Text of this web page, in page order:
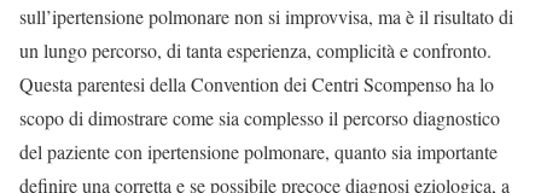
sull’ipertensione polmonare non si improvvisa, ma è il risultato di
un lungo percorso, di tanta esperienza, complicità e confronto.
Questa parentesi della Convention dei Centri Scompenso ha lo
scopo di dimostrare come sia complesso il percorso diagnostico
del paziente con ipertensione polmonare, quanto sia importante
definire una corretta e se possibile precoce diagnosi eziologica, a